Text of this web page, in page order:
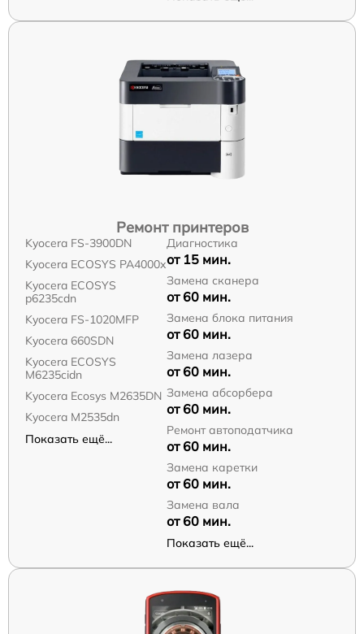
Ремонт принтеров
Kyocera FS-3900DN
Kyocera ECOSYS PA4000x
Kyocera ECOSYS
p6235cdn
Kyocera FS-1020MFP
Kyocera 660SDN
Kyocera ECOSYS
M6235cidn
Kyocera Ecosys M2635DN
Kyocera M2535dn
Показать ещё...
Диагностика
от 15 мин.
Замена сканера
от 60 мин.
Замена блока питания
от 60 мин.
Замена лазера
от 60 мин.
Замена абсорбера
от 60 мин.
Ремонт автоподатчика
от 60 мин.
Замена каретки
от 60 мин.
Замена вала
от 60 мин.
Показать ещё...